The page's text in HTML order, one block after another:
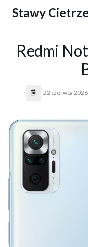
Stawy
Redmi
22 czerwca 2026